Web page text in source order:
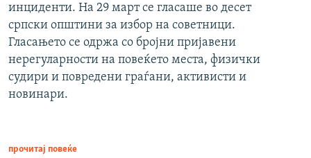
инциденти. На 29 март се гласаше во десет
српски општини за избор на советници.
Гласањето се одржа со бројни пријавени
нерегуларности на повеќето места, физички
судири и повредени граѓани, активисти и
новинари.
прочитај повеќе